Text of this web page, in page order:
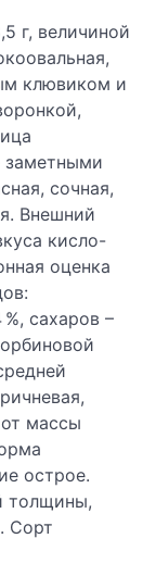
г, величиной
клювиком и
заметными
сочная,
Внешний
кисло-
оценка
сахаров –
массы
острое.
толщины,
Сорт